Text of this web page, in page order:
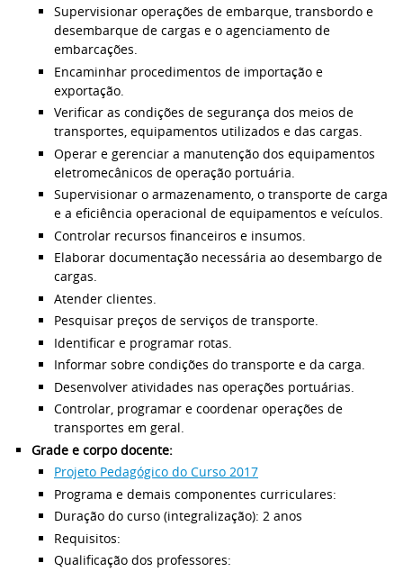
Supervisionar operações de embarque, transbordo e
desembarque de cargas e o agenciamento de
embarcações.
Encaminhar procedimentos de importação e
exportação.
Verificar as condições de segurança dos meios de
transportes, equipamentos utilizados e das cargas.
Operar e gerenciar a manutenção dos equipamentos
eletromecânicos de operação portuária.
Supervisionar o armazenamento, o transporte de carga
e a eficiência operacional de equipamentos e veículos.
Controlar recursos financeiros e insumos.
Elaborar documentação necessária ao desembargo de
cargas.
Atender clientes.
Pesquisar preços de serviços de transporte.
Identificar e programar rotas.
Informar sobre condições do transporte e da carga.
Desenvolver atividades nas operações portuárias.
Controlar, programar e coordenar operações de
transportes em geral.
Grade e corpo docente:
Projeto Pedagógico do Curso 2017
Programa e demais componentes curriculares:
Duração do curso (integralização): 2 anos
Requisitos:
Qualificação dos professores: